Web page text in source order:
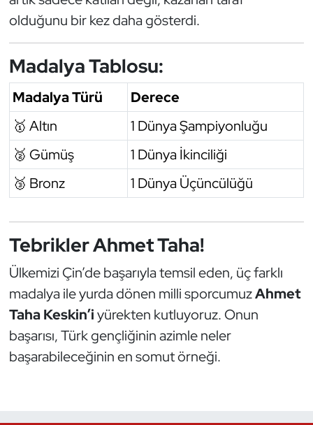
olduğunu bir kez daha gösterdi.
Madalya Tablosu:
Madalya Türü
Derece
🥇 Altın
1 Dünya Şampiyonluğu
🥈 Gümüş
1 Dünya İkinciliği
🥉 Bronz
1 Dünya Üçüncülüğü
Tebrikler Ahmet Taha!
Ülkemizi Çin’de başarıyla temsil eden, üç farklı
madalya ile yurda dönen milli sporcumuzAhmet
Taha Keskin’iyürekten kutluyoruz. Onun
başarısı, Türk gençliğinin azimle neler
başarabileceğinin en somut örneği.
Triatlon
Voleybol
Vücut Geliştirme Fitness
Wushu Kungfu
Yelken